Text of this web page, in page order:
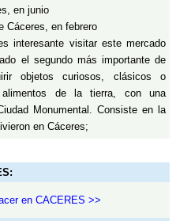
en junio
Cáceres, en febrero
interesante visitar este mercado
el segundo más importante de
objetos curiosos, clásicos o
de la tierra, con una
Monumental. Consiste en la
en Cáceres;
en CACERES >>